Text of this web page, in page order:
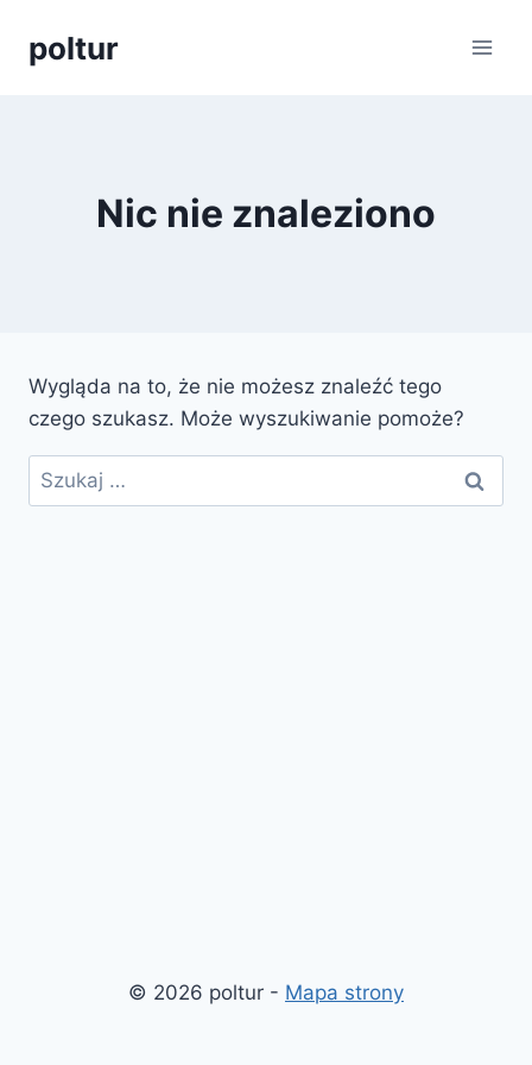
poltur
Nic nie znaleziono
Wygląda na to, że nie możesz znaleźć tego
czego szukasz. Może wyszukiwanie pomoże?
Szukaj:
© 2026 poltur - Mapa strony